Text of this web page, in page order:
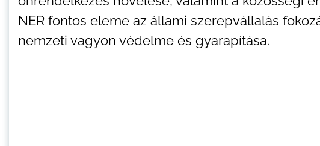
NER fontos eleme az állami szerepvállalás
nemzeti vagyon védelme és gyarapítása.